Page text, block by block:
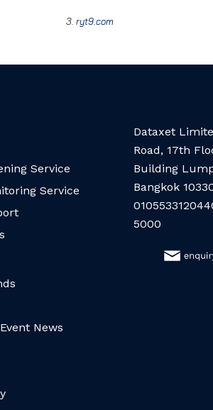
3. ryt9.com
Service
Service
News
Dataxet
Road, 17th
Building
Bangkok
5000